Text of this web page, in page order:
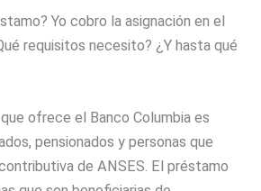
Yo cobro la asignación en el
requisitos necesito? ¿Y hasta qué
ofrece el Banco Columbia es
pensionados y personas que
de ANSES. El préstamo